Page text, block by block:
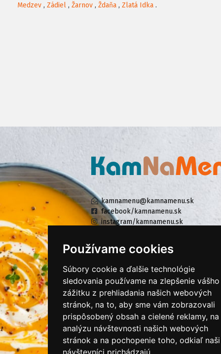
Používame cookies
Súbory cookie a ďalšie technológie
sledovania používame na zlepšenie vášho
zážitku z prehliadania našich webových
stránok, na to, aby sme vám zobrazovali
prispôsobený obsah a cielené reklamy, na
analýzu návštevnosti našich webových
stránok a na pochopenie toho, odkiaľ naši
návštevníci prichádzajú.
Medzev , Zádiel , Žarnov , Ždaňa , Zlatá Idka .
kamnamenu@kamnamenu.sk
facebook/kamnamenu.sk
instagram/kamnamenu.sk
PRIHLÁSIŤ SA DO ZÁKAZNÍCKEJ ZÓNY
Všeobecné obchodné podmienky
Ochrana osobných údajov
Cookies